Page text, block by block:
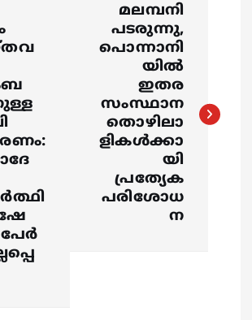
പേർ
മലമ്പനി
പടരുന്നു,
പൊന്നാനി
യില്‍
ഇതര
സംസ്ഥാന
തൊഴിലാ
ളികൾക്കാ
യി
പ്രത്യേക
പരിശോധ
ന